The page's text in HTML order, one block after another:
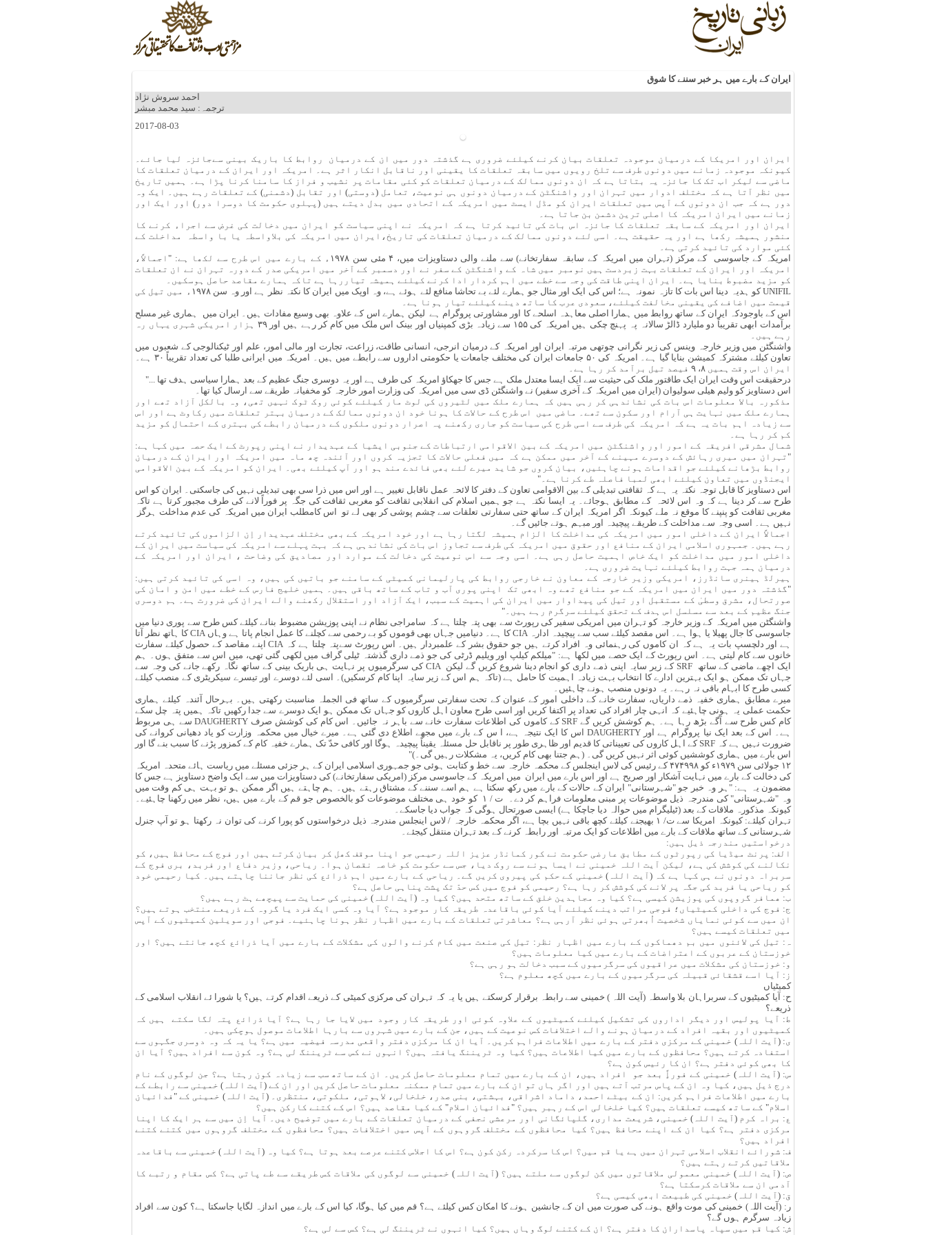
ایران کے بارے میں ہر خبر سننے کا شوق
احمد سروش نژاد
ترجمہ: سید محمد مبشر
2017-08-03
ایران اور امریکا کے درمیان موجودہ تعلقات بیان کرنے کیلئے ضروری ہے گذشتہ دور میں ان کے درمیان روابط کا باریک بینی سےجائزہ لیا جائے۔
کیونکہ موجودہ زمانے میں دونوں طرف سے تلخ رویوں میں سابقہ تعلقات کا یقینی اور ناقابل انکار اثر ہے۔ امریکہ اور ایران کے درمیان تعلقات کا
ماضی سے لیکر اب تک کا جائزہ یہ بتاتا ہے کہ ان دونوں ممالک کے درمیان تعلقات کو کئی مقامات پر نشیب و فراز کا سامنا کرنا پڑا ہے۔ ہمیں تاریخ
میں نظر آتا ہے کہ مختلف ادوار میں تہران اور واشنگٹن کے درمیان دونوں ہی نوعیت، تعامل (دوستی) اور تقابل (دشمنی) کے تعلقات رہے ہیں۔ ایک وہ
دور ہے کہ جب ان دونوں کے آپس میں تعلقات ایران کو مڈل ایسٹ میں امریکہ کے اتحادی میں بدل دیتے ہیں (پہلوی حکومت کا دوسرا دور) اور ایک اور
زمانے میں ایران امریکہ کا اصلی ترین دشمن بن جاتا ہے۔
ایران اور امریکہ کے سابقہ تعلقات کا جائزہ اس بات کی تائید کرتا ہے کہ امریکہ نے اپنی سیاست کو ایران میں دخالت کی غرض سے اجراء کرنے کا
منشور ہمیشہ رکھا ہے اور یہ حقیقت ہے۔ اسی لئے دونوں ممالک کے درمیان تعلقات کی تاریخ،ایران میں امریکہ کی بلاواسطہ یا با واسطہ مداخلت کے
کئی موارد کی تائید کرتی ہے۔
امریکہ کے جاسوسی کے مرکز (تہران میں امریکہ کے سابقہ سفارتخانے) سے ملنے والی دستاویزات میں، ۴ مئی سن ۱۹۷۸ء کے بارے میں اس طرح سے لکھا ہے: "اجمالاً،
امریکہ اور ایران کے تعلقات بہت زبردست ہیں نومبر میں شاہ کے واشنگٹن کے سفر نے اور دسمبر کے آخر میں امریکی صدر کے دورہ تہران نے ان تعلقات
کو مزید مضبوط بنایا ہے۔ ایران اپنی طاقت کی وجہ سے خطے میں اہم کردار ادا کرنے کیلئے ہمیشہ تیاررہا ہے تاکہ ہمارے مقاصد حاصل ہوسکیں۔
UNIFIL کو ہدیہ دینا اس بات کا تازہ نمونہ ہے؛ اس کی ایک اور مثال جو ہمارے لئے بے تحاشا منافع لئے ہوئے ہے، وہ اوپک میں ایران کا نکتہ نظر ہے اور وہ سن ۱۹۷۸ء میں تیل کی
قیمت میں اضافے کی یقینی مخالفت کیلئے، سعودی عرب کا ساتھ دینے کیلئے تیار ہونا ہے۔
اس کے باوجودکہ ایران کے ساتھ روابط میں ہمارا اصلی معاہدہ اسلحے کا اور مشاورتی پروگرام ہے لیکن ہمارے اس کے علاوہ بھی وسیع مفادات ہیں۔ ایران میں ہماری غیر مسلح
برآمدات ابھی تقریباً دو ملیارد ڈالڑ سالانہ پہ پہنچ چکی ہیں امریکہ کی ۱۵۵ سے زیادہ بڑی کمپنیاں اور بینک اس ملک میں کام کر رہے ہیں اور ۳۹ ہزار امریکی شہری یہاں رہ
رہے ہیں۔
واشنگٹن میں وزیر خارجہ وینس کی زیر نگرانی چوتھی مرتبہ ایران اور امریکہ کے درمیان انرجی، انسانی طاقت، زراعت، تجارت اور مالی امور، علم اور ٹیکنالوجی کے شعبوں میں
تعاون کیلئے مشترکہ کمیشن بنایا گیا ہے۔ امریکہ کی ۵۰ جامعات ایران کی مختلف جامعات یا حکومتی اداروں سے رابطے میں ہیں۔ امریکہ میں ایرانی طلبا کی تعداد تقریباً ۳۰ ہے۔
ایران اس وقت ہمیں ۸، ۹ فیصد تیل برآمد کر رہا ہے۔
درحقیقت اس وقت ایران ایک طاقتور ملک کی حیثیت سے ایک ایسا معتدل ملک ہے جس کا جھکاؤ امریکہ کی طرف ہے اور یہ دوسری جنگ عظیم کے بعد ہمارا سیاسی ہدف تھا ..."
اس دستاویز کو ولیم ھیلی سولیوان (ایران میں امریکہ کے آخری سفیر) نے واشنگٹن ڈی سی میں امریکہ کی وزارت امور خارجہ کو مخفیانہ طریقے سے ارسال کیا تھا۔
مذکورہ بالا معلومات اس بات کی نشاندہی کر رہی ہیں کہ ہمارے ملک میں لٹیروں کی لوٹ مار کیلئے کوئی روک ٹوک نہیں تھی، وہ بالکل آزاد تھے اور
ہمارے ملک میں نہایت ہی آرام اور سکون سے تھے۔ ماضی میں اس طرح کے حالات کا ہونا خود ان دونوں ممالک کے درمیان بہتر تعلقات میں رکاوٹ ہے اور اس
سے زیادہ اہم بات یہ ہے کہ امریکہ کی طرف سے اسی طرح کی سیاست کو جاری رکھنے پہ اصرار دونوں ملکوں کے درمیان رابطے کی بہتری کے احتمال کو مزید
کم کر رہا ہے۔
شمال مشرقی افریقہ کے امور اور واشنگٹن میں امریکہ کے بین الاقوامی ارتباطات کے جنوبی ایشیا کے عہدیدار نے اپنی رپورٹ کے ایک حصہ میں کہا ہے:
"تہران میں میری رہائش کے دوسرے مہینے کے آخر میں ممکن ہے کہ میں فعلی حالات کا تجزیہ کروں اور آئندہ چھ ماہ میں امریکہ اور ایران کے درمیان
روابط بڑھانے کیلئے جو اقدامات ہونے چاہئیں، بیان کروں جو شاید میرے لئے بھی فائدے مند ہو اور آپ کیلئے بھی۔ ایران کو امریکہ کے بین الاقوامی
ایجنڈوں میں تعاون کیلئے ابھی لمبا فاصلہ طے کرنا ہے۔"
اس دستاویز کا قابل توجہ نکتہ یہ ہے کہ ثقافتی تبدیلی کے بین الاقوامی تعاون کے دفتر کا لائحہ عمل ناقابل تغییر ہے اور اس میں ذرا سی بھی تبدیلی نہیں کی جاسکتی۔ ایران کو اس
طرح سے کر دینا ہے کہ وہ اس لائحہ کے مطابق ہوجائے۔ یہ ایسا نکتہ ہے جو ہمیں اسلام کی انقلابی ثقافت کو مغربی ثقافت کی جگہ پر فوراً لانے کی طرف مجبور کرتا ہے تاکہ
مغربی ثقافت کو پنپنے کا موقع نہ ملے کیونکہ اگر امریکہ ایران کے ساتھ حتی سفارتی تعلقات سے چشم پوشی کر بھی لے تو اس کامطلب ایران میں امریکہ کی عدم مداخلت ہرگز
نہیں ہے۔ اسی وجہ سے مداخلت کے طریقے پیچیدہ اور مبہم ہوتے جائیں گے۔
اجمالاً ایران کے داخلی امور میں امریکہ کی مداخلت کا الزام ہمیشہ لگتا رہا ہے اور خود امریکہ کے بھی مختلف عہدیدار اِن الزاموں کی تائید کرتے
رہے ہیں۔ جمہوری اسلامی ایران کے منافع اور حقوق میں امریکہ کی طرف سے تجاوز اس بات کی نشاندہی ہے کہ بہت پہلے سے امریکہ کی سیاست میں ایران کے
داخلی امور میں مداخلت کو ایک خاص اہمیت حاصل رہی ہے۔ اسی وجہ سے اس نوعیت کی دخالت کے موارد اور مصادیق کی وضاحت ، ایران اور امریکہ کے
درمیان ہمہ جہت روابط کیلئے نہایت ضروری ہے۔
ہیرلڈ ہینری سانڈرز، امریکی وزیر خارجہ کے معاون نے خارجی روابط کی پارلیمانی کمیٹی کے سامنے جو باتیں کی ہیں، وہ اسی کی تائید کرتی ہیں:
"گذشتہ دور میں ایران میں امریکہ کے جو منافع تھے وہ ابھی تک اپنی پوری آب و تاب کے ساتھ باقی ہیں۔ ہمیں خلیج فارس کے خطے میں امن و امان کی
صورتحال، مشرق وسطیٰ کے مستقبل اور تیل کی پیداوار میں ایران کی اہمیت کے سبب، ایک آزاد اور استقلال رکھنے والے ایران کی ضرورت ہے۔ ہم دوسری
جنگ عظیم کے بعد سے مسلسل اس ہدف کے تحقق کیلئے سرگرم رہے ہیں۔"
واشنگٹن میں امریکہ کے وزیر خارجہ کو تہران میں امریکی سفیر کی رپورٹ سے بھی پتہ چلتا ہے کہ سامراجی نظام نے اپنی پوزیشن مضبوط بنانے کیلئے کس طرح سے پوری دنیا میں
جاسوسی کا جال پھیلا یا ہوا ہے۔ اس مقصد کیلئے سب سے پیچیدہ ادارہ CIA کا ہے۔ دنیامیں جہاں بھی قوموں کو بے رحمی سے کچلنے کا عمل انجام پاتا ہے وہاں CIA کا ہاتھ نظر آتا
ہے اور دلچسپ بات یہ ہے کہ ان کاموں کی رہنمائی وہ افراد کرتے ہیں جو حقوق بشر کے علمبردار ہیں۔ اس رپورٹ سےپتہ چلتا ہے کہ CIA اپنے مقاصد کے حصول کیلئے سفارت
خانوں سے کام لیتی ہے۔ اس رپورٹ کے ایک حصے میں لکھا ہے: "میلکم کیلپ اور ویلیم ڈرٹی کی جو ذمے داری گذشتہ ٹیلی گراف میں لکھی گئی تھی، میں اس سے متفق ہوں۔ ہم
ایک اچھے ماضی کے ساتھ SRF کے زیر سایہ اپنی ذمے داری کو انجام دینا شروع کریں گے لیکن CIA کی سرگرمیوں پر نہایت ہی باریک بینی کے ساتھ نگاہ رکھے جانے کی وجہ سے
جہاں تک ممکن ہو ایک بہترین ادارے کا انتخاب بہت زیادہ اہمیت کا حامل ہے (تاکہ ہم اس کے زیر سایہ اپنا کام کرسکیں)۔ اسی لئے دوسرے اور تیسرے سیکریٹری کے منصب کیلئے
کسی طرح کا ابہام باقی نہ رہے۔ یہ دونوں منصب ہونے چاہئیں۔
میرے مطابق ہماری خفیہ ذمے داریاں، سفارت خانے کے داخلی امور کے عنوان کے تحت سفارتی سرگرمیوں کے ساتھ فی الجملہ مناسبت رکھتی ہیں۔ بہرحال آئندہ کیلئے ہماری
حکمت عملی یہ ہونی چاہئیے کہ انہی چار افراد کی تعداد پر اکتفا کریں اور اسی طرح معاون اہل کاروں کو جہاں تک ممکن ہو ایک دوسرے سے جدا رکھیں تاکہ ہمیں پتہ چل سکے
کام کس طرح سے آگے بڑھ رہا ہے۔ ہم کوشش کریں گے SRF کے کاموں کی اطلاعات سفارت خانے سے باہر نہ جائیں۔ اس کام کی کوشش صرف DAUGHERTY سے ہی مربوط
ہے۔ اس کے بعد ایک نیا پروگرام ہے اور DAUGHERTY اس کا ایک نتیجہ ہے، ا س کے بارے میں مجھے اطلاع دی گئی ہے۔ میرے خیال میں محکمہ وزارت کو یاد دھیانی کروانے کی
ضرورت نہیں ہے کہ SRF کے اہل کاروں کی تعییناتی کا قدیم اور ظاہری طور پر ناقابل حل مسئلہ یقیناً پیچیدہ ہوگا اور کافی حدّ تک ہمارے خفیہ کام کے کمزور پڑنے کا سبب بنے گا اور
اس بارے میں ہماری کوششیں کوئی اثر نہیں کریں گی۔ (ہم جتنا بھی کام کریں، یہ مشکلات رہیں گی۔)"
۱۲ جولائی سن ۱۹۷۹ء کو ۴۷۴۹۹۸ کے رئیس کی لاس اینجلس کے محکمہ خارجہ سے خط و کتابت ہوئی جو جمہوری اسلامی ایران کے ہر جزئی مسئلے میں ریاست ہائے متحدہ امریکہ
کی دخالت کے بارے میں نہایت آشکار اور صریح ہے اور اس بارے میں ایران میں امریکہ کے جاسوسی مرکز (امریکی سفارتخانے) کی دستاویزات میں سے ایک واضح دستاویز ہے جس کا
مضمون یہ ہے: "ہر وہ خبر جو "شہرستانی" ایران کے حالات کے بارے میں رکھ سکتا ہے ہم اسے سننے کے مشتاق رہتے ہیں۔ ہم چاہتے ہیں اگر ممکن ہو تو بہت ہی کم وقت میں
وہ "شہرستانی" کی مندرجہ ذیل موضوعات پر مبنی معلومات فراہم کر دے۔ ت / ۱ کو خود ہی مختلف موضوعات کو بالخصوص جو قم کے بارے میں ہیں، نظر میں رکھنا چاہئیے۔
کیونکہ مذکورہ ملاقات کے بعد (ٹیلیگرام میں حوالہ دیا جاچکا ہے) ایسی صورتحال ہوگی کہ جواب دیا جاسکے۔
تہران کیلئے: کیونکہ امریکا سے ت/ ۱ بھیجنے کیلئے کچھ باقی نہیں بچا ہے، اگر محکمہ خارجہ / لاس اینجلس مندرجہ ذیل درخواستوں کو پورا کرنے کی توان نہ رکھتا ہو تو آپ جنرل
شہرستانی کے ساتھ ملاقات کے بارے میں اطلاعات کو ایک مرتبہ اور رابطہ کرنے کے بعد تہران منتقل کیجئے۔
درخواستیں مندرجہ ذیل ہیں:
الف: پرنٹ میڈیا کی رپورٹوں کے مطابق عارضی حکومت نے کور کمانڈر عزیز اللہ رحیمی جو اپنا موقف کھل کر بیان کرتے ہیں اور فوج کے محافظ ہیں، کو
نکالنے کی کوشش کی ہے، لیکن آیت اللہ خمینی نے ایسا ہونے سے روک دیا، جس سے حکومت کو خاصہ نقصان ہوا۔ ریاحی، وزیر دفاع اور فربد، بری فوج کے
سربراہ دونوں نے ہی کہا ہے کہ (آیت اللہ) خمینی کے حکم کی پیروی کریں گے۔ ریاحی کے بارے میں اہم ذرائع کی نظر جاننا چاہتے ہیں۔ کیا رحیمی خود
کو ریاحی یا فربد کی جگہ پر لانے کی کوشش کر رہا ہے؟ رحیمی کو فوج میں کس حدّ تک پشت پناہی حاصل ہے؟
ب: ھمافر گروپوں کی پوزیشن کیسی ہے؟ کیا وہ مجاہدین خلق کے ساتھ متحد ہیں؟ کیا وہ (آیت اللہ) خمینی کی حمایت سے پیچھے ہٹ رہے ہیں؟
ج: فوج کی داخلی کمیٹیاں؛ فوجی مراتب دینے کیلئے آیا کوئی باقاعدہ طریقہ کار موجود ہے؟ آیا وہ کسی ایک فرد یا گروہ کے ذریعے منتخب ہوتے ہیں؟
ان میں سے کوئی نمایاں شخصیت اُبھرتی ہوئی نظر آرہی ہے؟ معاشرتی تعلقات کے بارے میں اظہار نظر ہونا چاہئیے۔ فوجی اور سویلین کمیٹیوں کے آپس
میں تعلقات کیسے ہیں؟
ہ: تیل کی لائنوں میں بم دھماکوں کے بارے میں اظہار نظر: تیل کی صنعت میں کام کرنے والوں کی مشکلات کے بارے میں آیا ذرائع کچھ جانتے ہیں؟ اور
خوزستان کے عربوں کے اعتراضات کے بارے میں کیا معلومات ہیں؟
و: خوزستان کی مشکلات میں عراقیوں کی سرگرمیوں کے سبب دخالت ہو رہی ہے؟
ز: آیا اسے قشقائی قبیلہ کی سرگرمیوں کے بارے میں کچھ معلوم ہے؟
کمیٹیاں
ح: آیا کمیٹیوں کے سربراہان بلا واسطہ (آیت اللہ ) خمینی سے رابطہ برقرار کرسکتے ہیں یا یہ کہ تہران کی مرکزی کمیٹی کے ذریعے اقدام کرتے ہیں؟ یا شورا ئے انقلاب اسلامی کے
ذریعے؟
ط: آیا پولیس اور دیگر اداروں کی تشکیل کیلئے کمیٹیوں کے علاوہ کوئی اور طریقہ کار وجود میں لایا جا رہا ہے؟ آیا ذرائع پتہ لگا سکتے ہیں کہ
کمیٹیوں اور بقیہ افراد کے درمیان ہونے والے اختلافات کس نوعیت کے ہیں، جن کے بارے میں شہروں سے بارہا اطلاعات موصول ہوچکی ہیں۔
ی: (آیت اللہ) خمینی کے مرکزی دفتر کے بارے میں اطلاعات فراہم کریں۔ آیا ان کا مرکزی دفتر واقعی مدرسہ فیضیہ میں ہے؟ یا یہ کہ وہ دوسری جگہوں سے
استفادہ کرتے ہیں؟ محافظوں کے بارے میں کیا اطلاعات ہیں؟ کیا وہ ٹریننگ یافتہ ہیں؟ انہوں نے کس سے ٹریننگ لی ہے؟ وہ کون سے افراد ہیں؟ آیا ان
کا بھی کوئی دفتر ہے؟ ان کا رئیس کون ہے؟
س: (آیت اللہ) خمینی کے فوراًٍ بعد جو افراد ہیں، ان کے بارے میں تمام معلومات حاصل کریں۔ ان کے ساتھ سب سے زیادہ کون رہتا ہے؟ جن لوگوں کے نام
درج ذیل ہیں، کیا وہ ان کے پاس مرتب آتے ہیں اور اگر ہاں تو ان کے بارے میں تمام ممکنہ معلومات حاصل کریں اور ان کے (آیت اللہ) خمینی سے رابطے کے
بارے میں اطلاعات فراہم کریں: ان کے بیٹے احمد، داماد اشراقی، بہشتی، بنی صدر، خلخالی، لاہوتی، ملکوتی، منتظری۔ (آیت اللہ) خمینی کے "فدائیان
اسلام" کے ساتھ کیسے تعلقات ہیں؟ کیا خلخالی اس کے رہبر ہیں؟ "فدائیان اسلام" کے کیا مقاصد ہیں؟ اس کے کتنے کارکن ہیں؟
ع: براہ کرم (آیت اللہ) خمینی، شریعت مداری، گلپائگانی اور مرعشی نجفی کے درمیان تعلقات کے بارے میں توضیح دیں۔ آیا اِن میں سے ہر ایک کا اپنا
مرکزی دفتر ہے؟ کیا ان کے اپنے محافظ ہیں؟ کیا محافظوں کے مختلف گروہوں کے آپس میں اختلافات ہیں؟ محافظوں کے مختلف گروہوں میں کتنے کتنے
افراد ہیں؟
ف: شورائے انقلاب اسلامی تہران میں ہے یا قم میں؟ اس کا سرکردہ رکن کون ہے؟ اس کا اجلاس کتنے عرصے بعد ہوتا ہے؟ کیا وہ (آیت اللہ) خمینی سے باقاعدہ
ملاقاتیں کرتے رہتے ہیں؟
ص: (آیت اللہ) خمینی معمولی ملاقاتوں میں کن لوگوں سے ملتے ہیں؟ (آیت اللہ) خمینی سے لوگوں کی ملاقات کس طریقے سے طے پاتی ہے؟ کس مقام و رتبے کا
آدمی ان سے ملاقات کرسکتا ہے؟
ق: (آیت اللہ) خمینی کی طبیعت ابھی کیسی ہے؟
ر: (آیت اللہ) خمینی کی موت واقع ہونے کی صورت میں ان کے جانشین ہونے کا امکان کس کیلئے ہے؟ قم میں کیا ہوگا، کیا اس کے بارے میں اندازہ لگایا جاسکتا ہے؟ کون سے افراد
زیادہ سرگرم ہوں گے؟
ش: کیا قم میں سپاہ پاسداران کا دفتر ہے؟ ان کے کتنے لوگ وہاں ہیں؟ کیا انہوں نے ٹریننگ لی ہے؟ کس سے لی ہے؟